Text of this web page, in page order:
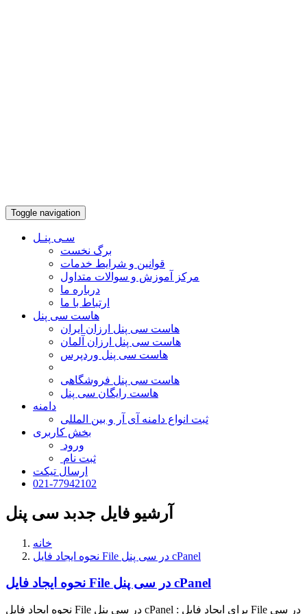
Toggle navigation
سـی پنـل
برگ نخست
قوانین و شرایط خدمات
مرکز آموزش و سوالات متداول
درباره ما
ارتباط با ما
هاست سی پنل
هاست سی پنل ارزان ایران
هاست سی پنل ارزان آلمان
هاست سی پنل وردپرس
هاست سی پنل فروشگاهی
هاست رایگان سی پنل
دامنه
ثبت انواع دامنه آی آر و بین المللی
بخش کاربری
ورود
ثبت نام
ارسال تیکت
021-77942102
آرشیو فایل جدبد سی پنل
خانه
نحوه ایجاد فایل File در سی پنل cPanel
نحوه ایجاد فایل File در سی پنل cPanel
نحوه ایجاد فایل File در سی پنل cPanel : برای ایجاد فایل File در سی